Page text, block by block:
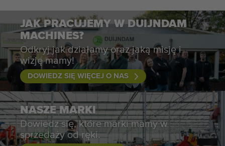
JAK PRACUJEMY W DUIJNDAM
MACHINES?
Odkryj jak działamy oraz jaką misję i
wizję mamy!
DOWIEDZ SIĘ WIĘCEJ O NAS
NASZE MARKI
Dowiedz się, które marki mamy w
sprzedaży od ręki.